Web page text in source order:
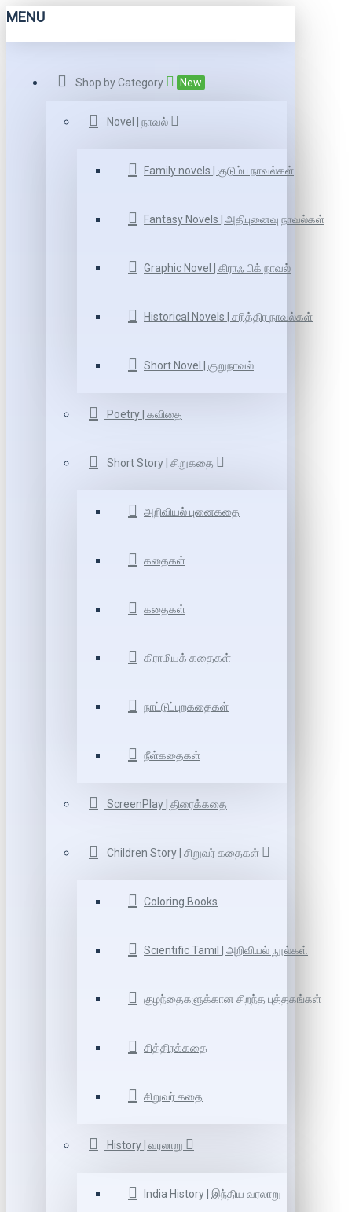
MENU
Shop by Category New
Novel | நாவல்
Family novels | குடும்ப நாவல்கள்
Fantasy Novels | அதிபுனைவு நாவல்கள்
Graphic Novel | கிராஃ பிக் நாவல்
Historical Novels | சரித்திர நாவல்கள்
Short Novel | குறுநாவல்
Poetry | கவிதை
Short Story | சிறுகதை
அறிவியல் புனைகதை
கதைகள்
கதைகள்
கிராமியக் கதைகள்
நாட்டுப்புறகதைகள்
நீள்கதைகள்
ScreenPlay | திரைக்கதை
Children Story | சிறுவர் கதைகள்
Coloring Books
Scientific Tamil | அறிவியல் நூல்கள்
குழந்தைகளுக்கான சிறந்த புத்தகங்கள்
சித்திரக்கதை
சிறுவர் கதை
History | வரலாறு
India History | இந்திய வரலாறு